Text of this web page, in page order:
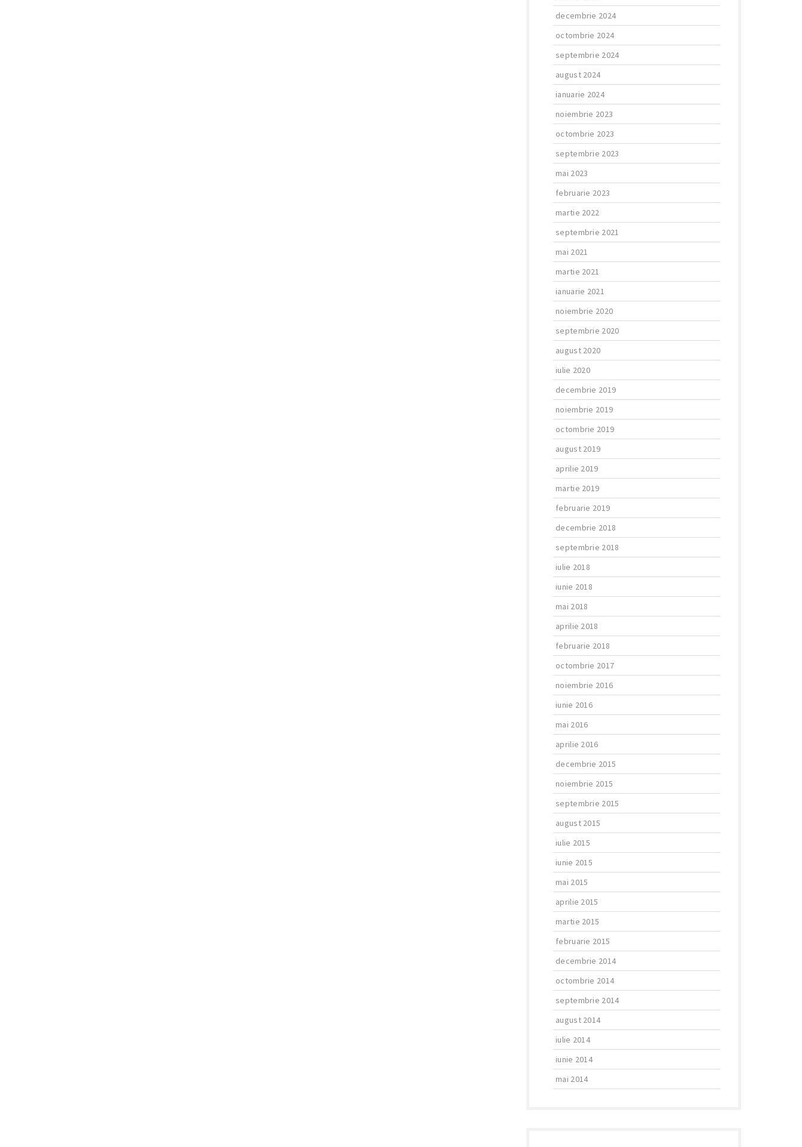
decembrie 2024
octombrie 2024
septembrie 2024
august 2024
ianuarie 2024
noiembrie 2023
octombrie 2023
septembrie 2023
mai 2023
februarie 2023
martie 2022
septembrie 2021
mai 2021
martie 2021
ianuarie 2021
noiembrie 2020
septembrie 2020
august 2020
iulie 2020
decembrie 2019
noiembrie 2019
octombrie 2019
august 2019
aprilie 2019
martie 2019
februarie 2019
decembrie 2018
septembrie 2018
iulie 2018
iunie 2018
mai 2018
aprilie 2018
februarie 2018
octombrie 2017
noiembrie 2016
iunie 2016
mai 2016
aprilie 2016
decembrie 2015
noiembrie 2015
septembrie 2015
august 2015
iulie 2015
iunie 2015
mai 2015
aprilie 2015
martie 2015
februarie 2015
decembrie 2014
octombrie 2014
septembrie 2014
august 2014
iulie 2014
iunie 2014
mai 2014